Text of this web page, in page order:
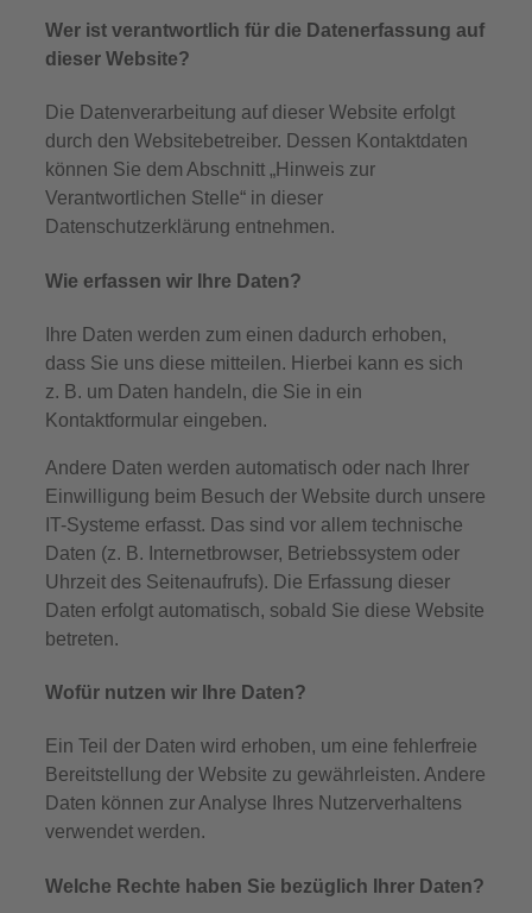
Wer ist verantwortlich für die Datenerfassung auf
dieser Website?
Die Datenverarbeitung auf dieser Website erfolgt
durch den Websitebetreiber. Dessen Kontaktdaten
können Sie dem Abschnitt „Hinweis zur
Verantwortlichen Stelle“ in dieser
Datenschutzerklärung entnehmen.
Wie erfassen wir Ihre Daten?
Ihre Daten werden zum einen dadurch erhoben,
dass Sie uns diese mitteilen. Hierbei kann es sich
z. B. um Daten handeln, die Sie in ein
Kontaktformular eingeben.
Andere Daten werden automatisch oder nach Ihrer
Einwilligung beim Besuch der Website durch unsere
IT-Systeme erfasst. Das sind vor allem technische
Daten (z. B. Internetbrowser, Betriebssystem oder
Uhrzeit des Seitenaufrufs). Die Erfassung dieser
Daten erfolgt automatisch, sobald Sie diese Website
betreten.
Wofür nutzen wir Ihre Daten?
Ein Teil der Daten wird erhoben, um eine fehlerfreie
Bereitstellung der Website zu gewährleisten. Andere
Daten können zur Analyse Ihres Nutzerverhaltens
verwendet werden.
Welche Rechte haben Sie bezüglich Ihrer Daten?